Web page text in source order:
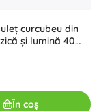
curcubeu din
și lumină 40
În coș